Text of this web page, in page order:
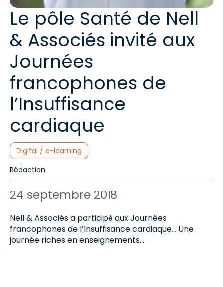
Le pôle Santé de Nell
& Associés invité aux
Journées
francophones de
l’Insuffisance
cardiaque
Catégories :
Digital / e-learning
Auteur de l'article :
Rédaction
Date de publication :
24 septembre 2018
Nell & Associés a participé aux Journées
francophones de l’Insuffisance cardiaque… Une
journée riches en enseignements…